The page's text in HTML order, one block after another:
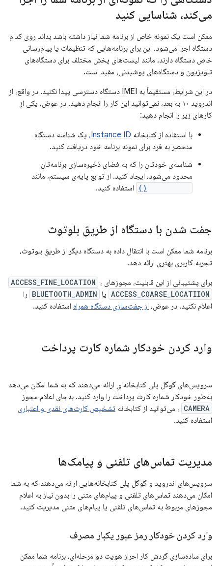
می‌کند، شناسایی کنید
ممکن است یک نمونه خاص از برنامه شما نیاز داشته باشد بداند روی کدام
دستگاه اجرا می‌شود. این برای برنامه‌هایی که تنظیمات یا پیام‌رسانی
خاص دستگاه دارند، مانند لیست‌های پخش مختلف برای دستگاه‌های
تلویزیون و دستگاه‌های پوشیدنی، مفید است.
در این شرایط، مستقیماً به IMEI دستگاه دسترسی پیدا نکنید. در واقع، از
اندروید ۱۰ به بعد، نمی‌توانید این کار را انجام دهید. در عوض، یکی از
کارهای زیر را انجام دهید:
با استفاده از کتابخانه Instance ID، یک شناسه دستگاه
منحصر به فرد برای نمونه برنامه خود دریافت کنید.
شناسه‌ی خودتان را که به فضای ذخیره‌سازی برنامه‌تان
محدود می‌شود، ایجاد کنید. از توابع پایه‌ی سیستم، مانند
استفاده کنید.
جفت شدن با دستگاه از طریق بلوتوث
برنامه شما ممکن است با انتقال داده به دستگاه دیگر از طریق بلوتوث،
تجربه کاربری بهتری ارائه دهد.
برای پشتیبانی از این قابلیت، مجوزهای
ACCESS_FINE_LOCATION ،
ACCESS_COARSE_LOCATIION یا BLUETOOTH_ADMIN را
اعلام نکنید. در عوض، از جفت‌سازی دستگاه همراه استفاده کنید.
وارد کردن خودکار شماره کارت پرداخت
سرویس‌های گوگل پلی کتابخانه‌ای ارائه می‌دهند که به شما امکان می‌دهد
به‌طور خودکار شماره کارت پرداخت را وارد کنید. به‌جای اعلام مجوز
CAMERA ، می‌توانید از کتابخانه تشخیص کارت‌های نقدی و اعتباری
استفاده کنید.
مدیریت تماس‌های تلفنی و پیامک‌ها
سرویس‌های اندروید و گوگل پلی کتابخانه‌هایی ارائه می‌دهند که به شما
امکان می‌دهند تماس‌های تلفنی و پیام‌های متنی را بدون نیاز به اعلام
مجوزهای مربوط به تماس‌های تلفنی یا پیام‌های متنی مدیریت کنید.
وارد کردن خودکار رمز عبور یکبار مصرف
برای ساده‌سازی گردش کار احراز هویت دو مرحله‌ای، برنامه شما ممکن